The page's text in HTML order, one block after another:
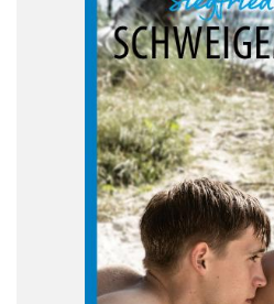
FORMAT
Flergangsbog
9788723572295